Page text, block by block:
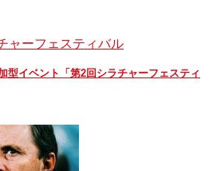
型イベント「第2回シラチャーフェスティ